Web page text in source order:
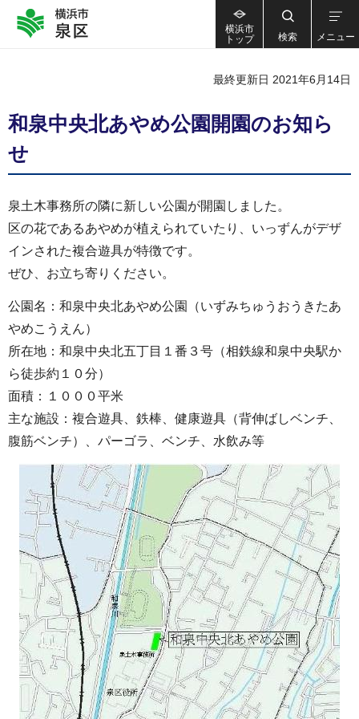
横浜市
トップ
検索 メニュー
最終更新日 2021年6月14日
和泉中央北あやめ公園開園のお知ら
せ
泉土木事務所の隣に新しい公園が開園しました。
区の花であるあやめが植えられていたり、いっずんがデザ
インされた複合遊具が特徴です。
ぜひ、お立ち寄りください。
公園名：和泉中央北あやめ公園（いずみちゅうおうきたあ
やめこうえん）
所在地：和泉中央北五丁目１番３号（相鉄線和泉中央駅か
ら徒歩約１０分）
面積：１０００平米
主な施設：複合遊具、鉄棒、健康遊具（背伸ばしベンチ、
腹筋ベンチ）、パーゴラ、ベンチ、水飲み等